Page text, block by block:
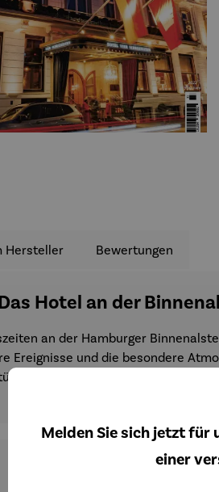
Hersteller Bewertungen
Hotel an der
an der Hamburger
Ereignisse und die besondere
Hamburger Zeitgeschichte zum
Melden Sie sich jetzt für
einer